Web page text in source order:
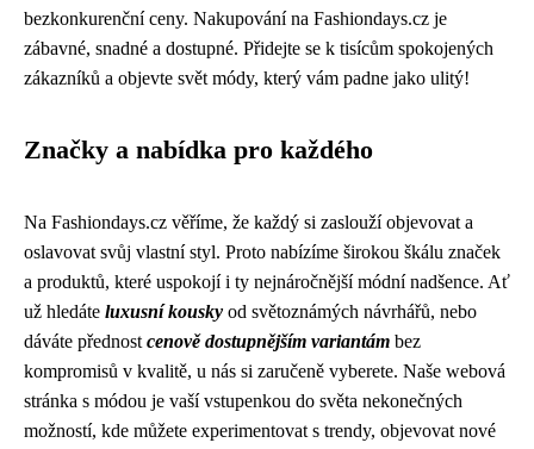
bezkonkurenční ceny. Nakupování na Fashiondays.cz je
zábavné, snadné a dostupné. Přidejte se k tisícům spokojených
zákazníků a objevte svět módy, který vám padne jako ulitý!
Značky a nabídka pro každého
Na Fashiondays.cz věříme, že každý si zaslouží objevovat a
oslavovat svůj vlastní styl. Proto nabízíme širokou škálu značek
a produktů, které uspokojí i ty nejnáročnější módní nadšence. Ať
už hledáte luxusní kousky od světoznámých návrhářů, nebo
dáváte přednost cenově dostupnějším variantám bez
kompromisů v kvalitě, u nás si zaručeně vyberete. Naše webová
stránka s módou je vaší vstupenkou do světa nekonečných
možností, kde můžete experimentovat s trendy, objevovat nové